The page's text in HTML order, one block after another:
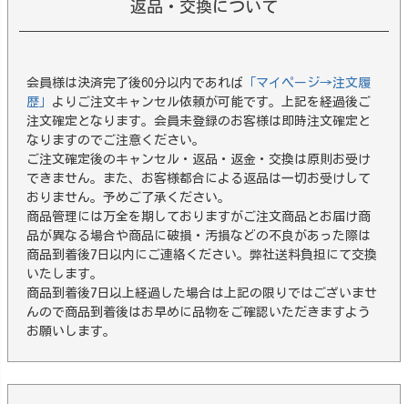
返品・交換について
会員様は決済完了後60分以内であれば 「マイページ→注文履
歴」 よりご注文キャンセル依頼が可能です。上記を経過後ご
注文確定となります。会員未登録のお客様は即時注文確定と
なりますのでご注意ください。
ご注文確定後のキャンセル・返品・返金・交換は原則お受け
できません。また、お客様都合による返品は一切お受けして
おりません。予めご了承ください。
商品管理には万全を期しておりますがご注文商品とお届け商
品が異なる場合や商品に破損・汚損などの不良があった際は
商品到着後7日以内にご連絡ください。弊社送料負担にて交換
いたします。
商品到着後7日以上経過した場合は上記の限りではございませ
んので商品到着後はお早めに品物をご確認いただきますよう
お願いします。